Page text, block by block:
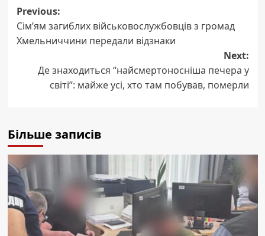
Post
navigation
Previous:
Сім’ям загиблих військовослужбовців з громад
Хмельниччини передали відзнаки
Next:
Де знаходиться “найсмертоносніша печера у
світі”: майже усі, хто там побував, померли
Більше записів